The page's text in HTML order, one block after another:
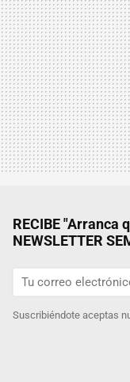
RECIBE "Arranca
NEWSLETTER
Suscribiéndote aceptas